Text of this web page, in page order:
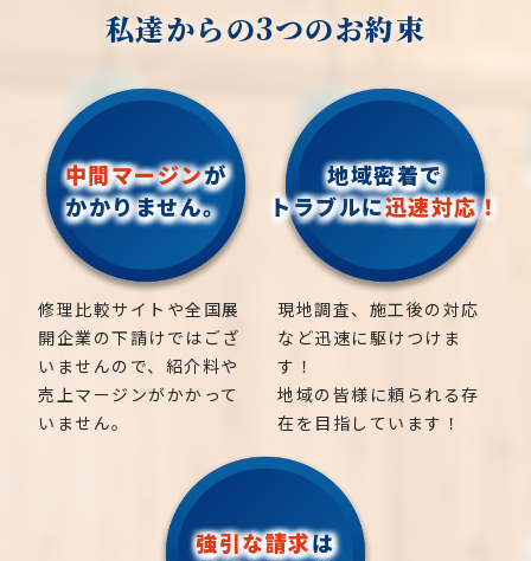
私達からの3つのお約束
中間マージンが
かかりません。
修理比較サイトや全国展
開企業の下請けではござ
いませんので、紹介料や
売上マージンがかかって
いません。
地域密着で
トラブルに迅速対応！
現地調査、施工後の対応
など迅速に駆けつけま
す！
地域の皆様に頼られる存
在を目指しています！
強引な請求は